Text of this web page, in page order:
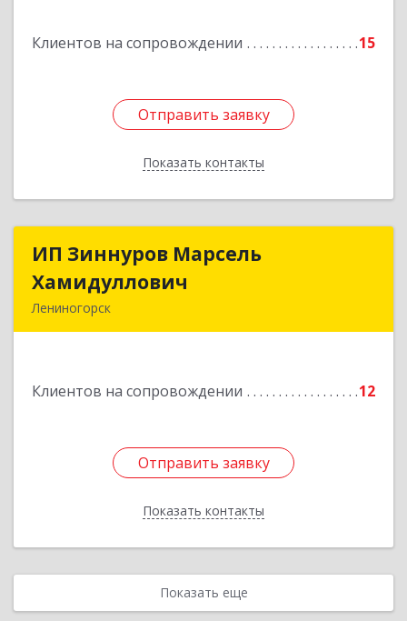
Клиентов на сопровождении 15
Отправить заявку
Показать контакты
Отправить заявку
Назад
ИП Зиннуров Марсель
Хамидуллович
Лениногорск
Клиентов на сопровождении 12
Отправить заявку
Показать контакты
ИП Зиннуров Марсель
Подробнее
Отправить заявку
Назад
Показать еще